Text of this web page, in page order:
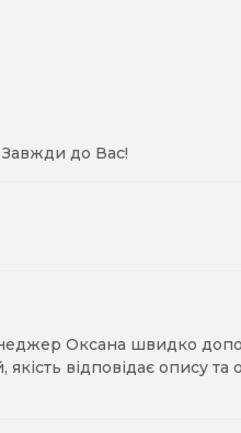
до Вас!
Оксана швидко
відповідає опису